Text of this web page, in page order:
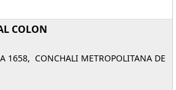
COLON
1658, CONCHALI METROPOLITANA DE